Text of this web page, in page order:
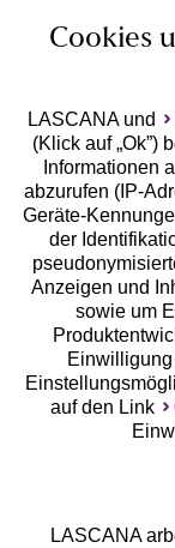
Jetzt
Cookies
LASCANA und
(Klick auf „Ok”)
Informationen
abzurufen (IP-
Geräte-
der
Anzeigen und
sowie um
auf den Link
LASCANA